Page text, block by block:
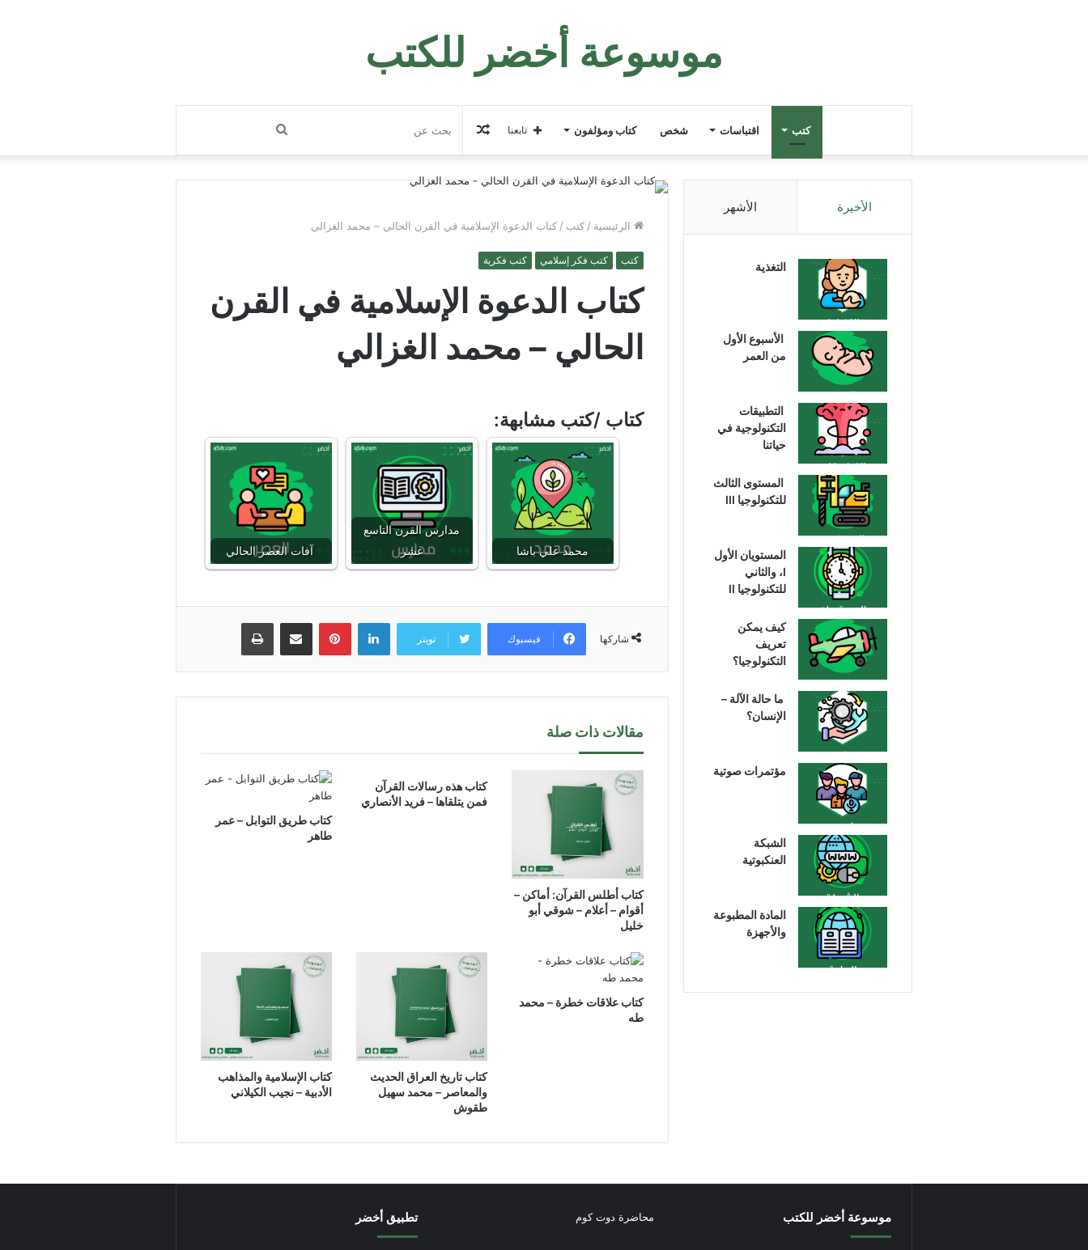
موسوعة أخضر للكتب
كتب اقتباسات شخص كتاب ومؤلفون بحث
عن
مقال
عشوائي
تابعنا
الرئيسية / كتب / كتاب الدعوة الإسلامية في القرن الحالي – محمد الغزالي
كتب كتب فكر إسلامي كتب فكرية
كتاب الدعوة الإسلامية في القرن
الحالي – محمد الغزالي
كتاب /كتب مشابهة:
آفات العصر الحالي
مدارس القرن التاسع
عشر
محمد علي باشا
شاركها فيسبوك تويتر
لينكدإن بينتيريستمشاركة عبر البريد طباعة
مقالات ذات صلة
كتاب أطلس القرآن: أماكن –
أقوام – أعلام – شوقي أبو
خليل
كتاب هذه رسالات القرآن
فمن يتلقاها – فريد الأنصاري
كتاب طريق التوابل – عمر
طاهر
كتاب علاقات خطرة – محمد
طه
كتاب تاريخ العراق الحديث
والمعاصر – محمد سهيل
طقوش
كتاب الإسلامية والمذاهب
الأدبية – نجيب الكيلاني
الأخيرة الأشهر
التغذية
الأسبوع الأول
من العمر
التطبيقات
التكنولوجية في
حياتنا
المستوى الثالث
للتكنولوجيا III
المستويان الأول
I، والثاني
للتكنولوجيا II
كيف يمكن
تعريف
التكنولوجيا؟
ما حالة الآلة –
الإنسان؟
مؤتمرات صوتية
الشبكة
العنكبوتية
المادة المطبوعة
والأجهزة
موسوعة أخضر للكتب محاضرة دوت كوم تطبيق أخضر